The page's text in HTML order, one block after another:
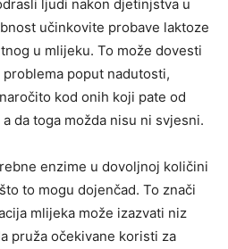
ljudi nakon djetinjstva u
učinkovite probave laktoze
u mlijeku. To može dovesti
poput nadutosti,
kod onih koji pate od
da toga možda nisu ni svjesni.
enzime u dovoljnoj količini
to mogu dojenčad. To znači
mlijeka može izazvati niz
pruža očekivane koristi za